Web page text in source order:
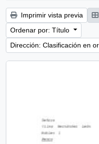
Imprimir vista previa
Ordenar por: Título
Dirección: Clasificación en